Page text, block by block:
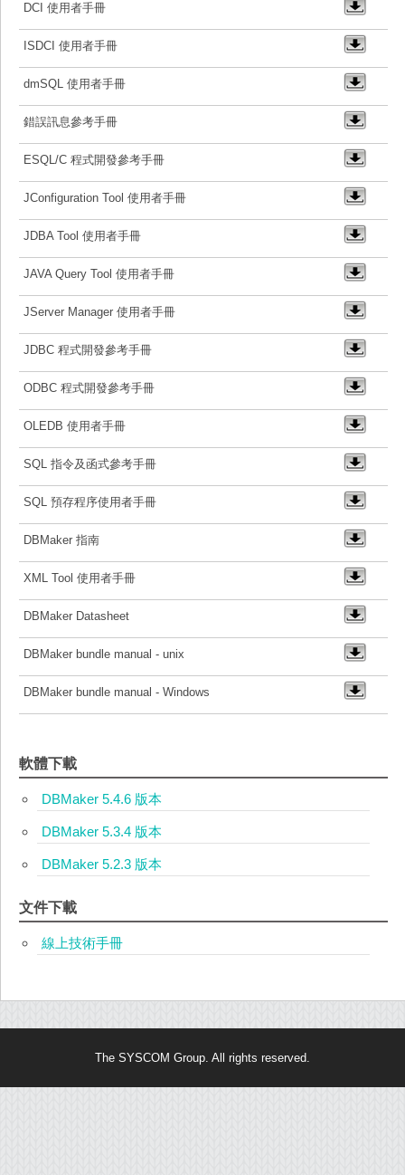
DCI 使用者手冊
ISDCI 使用者手冊
dmSQL 使用者手冊
錯誤訊息參考手冊
ESQL/C 程式開發參考手冊
JConfiguration Tool 使用者手冊
JDBA Tool 使用者手冊
JAVA Query Tool 使用者手冊
JServer Manager 使用者手冊
JDBC 程式開發參考手冊
ODBC 程式開發參考手冊
OLEDB 使用者手冊
SQL 指令及函式參考手冊
SQL 預存程序使用者手冊
DBMaker 指南
XML Tool 使用者手冊
DBMaker Datasheet
DBMaker bundle manual - unix
DBMaker bundle manual - Windows
軟體下載
DBMaker 5.4.6 版本
DBMaker 5.3.4 版本
DBMaker 5.2.3 版本
文件下載
線上技術手冊
The SYSCOM Group. All rights reserved.